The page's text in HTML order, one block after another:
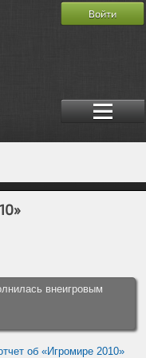
Войти
внеигровым
об «Игромире 2010»